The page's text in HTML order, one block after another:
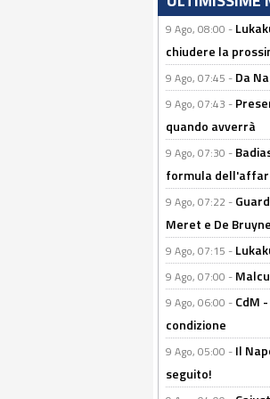
9 Ago, 08:00 -
chiudere la
9 Ago, 07:45 - Da
9 Ago, 07:43 -
quando avverrà
9 Ago, 07:30 -
formula
9 Ago, 07:22 -
Meret e De
9 Ago, 07:15 -
9 Ago, 07:00 -
9 Ago, 06:00 - CdM
condizione
9 Ago, 05:00 - Il
seguito!